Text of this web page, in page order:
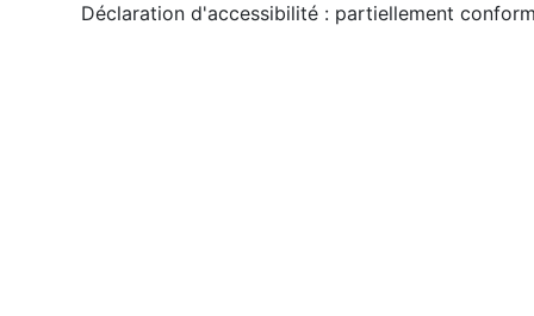
Déclaration d'accessibilité : partiellement